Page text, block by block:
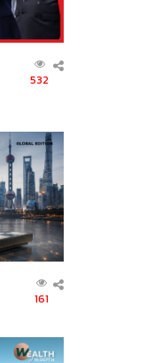
532
161